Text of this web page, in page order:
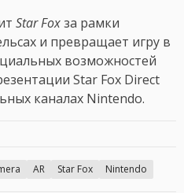
Star Foxза рамки
и превращает игру в
возможностей
Star Fox Direct
каналах Nintendo.
AR Star Fox Nintendo